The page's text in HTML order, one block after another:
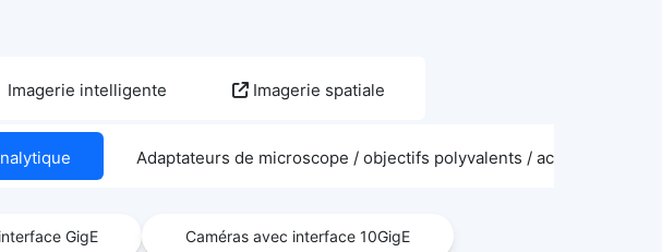
Imagerie intelligente Imagerie spatiale
Adaptateurs de microscope / objectifs polyvalents / accessoires
GigE Caméras avec interface 10GigE